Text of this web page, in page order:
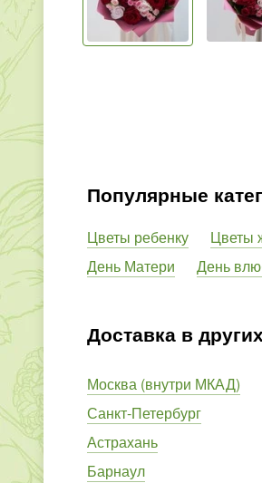
Популярные
Цветы ребенку Цветы
День Матери
День
Доставка в
Москва (внутри МКАД)
Санкт-Петербург
Астрахань
Барнаул